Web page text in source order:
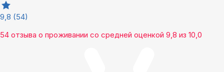
9,8 (54)
54 отзыва о проживании со средней оценкой 9,8 из 10,0